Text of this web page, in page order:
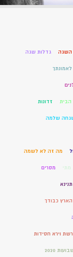
השגה גדלות שגה
הבית זדונות
שלמה
מה זה לא לשמה
מתי מסרים
כבודך
וירא חסידות
2020